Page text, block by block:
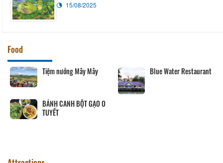
15/08/2025
Food
Tiệm nướng Mây Mây Blue Water Restaurant
BÁNH CANH BỘT GẠO O
TUYẾT